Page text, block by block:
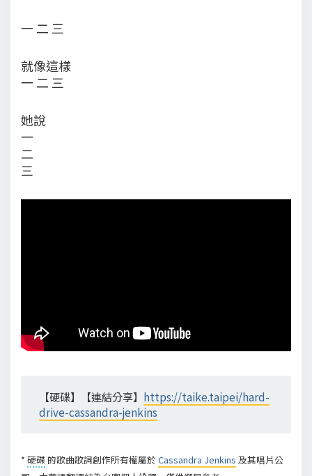
一 二 三
就像這樣
一 二 三
她說
一
二
三
【硬碟】【連結分享】 https://taike.taipei/hard-
drive-cassandra-jenkins
* 硬碟的歌曲歌詞創作所有權屬於Cassandra Jenkins 及其唱片公